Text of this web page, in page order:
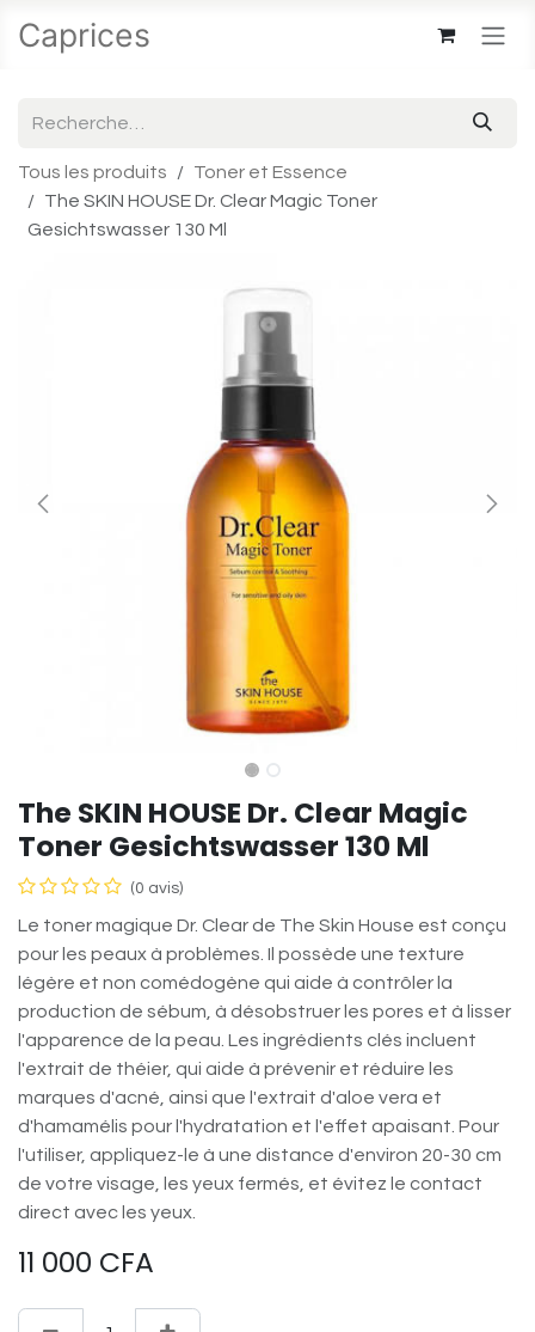
Caprices
Tous les produits
Toner et Essence
The SKIN HOUSE Dr. Clear Magic Toner
Gesichtswasser 130 Ml
The SKIN HOUSE Dr. Clear Magic
Toner Gesichtswasser 130 Ml
(0 avis)
Le toner magique Dr. Clear de The Skin House est conçu
pour les peaux à problèmes. Il possède une texture
légère et non comédogène qui aide à contrôler la
production de sébum, à désobstruer les pores et à lisser
l'apparence de la peau. Les ingrédients clés incluent
l'extrait de théier, qui aide à prévenir et réduire les
marques d'acné, ainsi que l'extrait d'aloe vera et
d'hamamélis pour l'hydratation et l'effet apaisant. Pour
l'utiliser, appliquez-le à une distance d'environ 20-30 cm
de votre visage, les yeux fermés, et évitez le contact
direct avec les yeux.
11 000 CFA